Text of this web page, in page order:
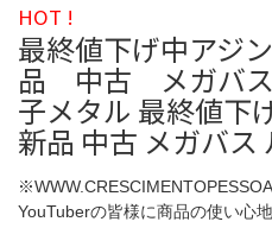
HOT !
最終値下げ中ア
品 中古 メガバ
子メタル 最終値下
新品 中古 メガバス
YouTuberの皆様に商品の使い心